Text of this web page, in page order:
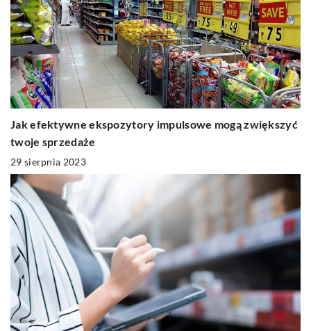
Jak efektywne ekspozytory impulsowe mogą zwiększyć
twoje sprzedaże
29 sierpnia 2023